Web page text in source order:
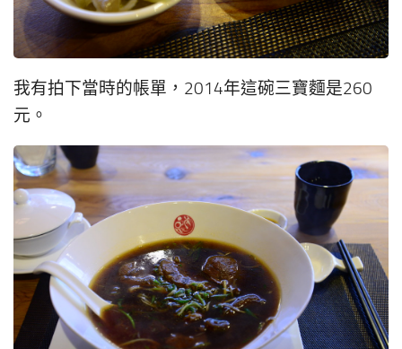
我有拍下當時的帳單，2014年這碗三寶麵是260
元。